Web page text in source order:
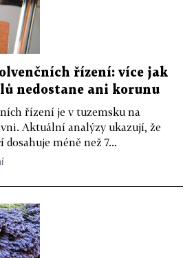
řízení: více jak
nedostane ani korunu
řízení je v tuzemsku na
Aktuální analýzy ukazují, že
méně než 7...